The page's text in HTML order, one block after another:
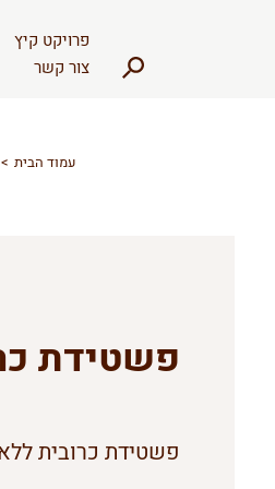
פרויקט קיץ
צור קשר
עמוד הבית
פשטידת
פשטידת כרובית